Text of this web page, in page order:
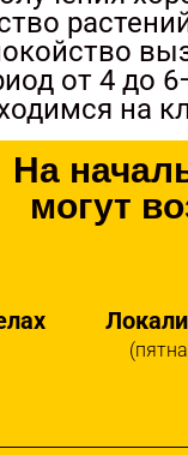
от 4 до
на
На
могут